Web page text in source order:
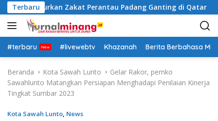
a
g
u
Terbaru
Salurkan Zakat Perantau Padang Ganting di Qatar
#terbaru #livewebtv Khazanah Berita Berbahasa
Beranda Kota Sawah Lunto
Gelar Rakor, pemko
Sawahlunto Matangkan Persiapan Menghadapi Penilaian Kinerja
Tingkat Sumbar 2023
Kota Sawah Lunto, News